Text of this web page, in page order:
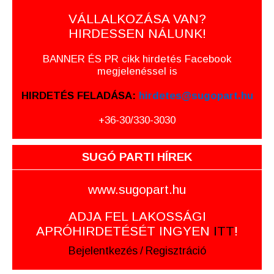
VÁLLALKOZÁSA VAN?
HIRDESSEN NÁLUNK!
BANNER ÉS PR cikk hirdetés Facebook
megjelenéssel is
HIRDETÉS FELADÁSA: hirdetes@sugopart.hu
+36-30/330-3030
SUGÓ PARTI HÍREK
www.sugopart.hu
ADJA FEL LAKOSSÁGI
APRÓHIRDETÉSÉT INGYEN ITT!
Bejelentkezés / Regisztráció